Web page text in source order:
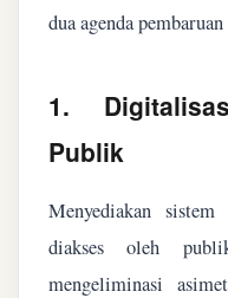
dua agenda
1.
Publik
Menyediakan
diakses oleh
mengeliminasi